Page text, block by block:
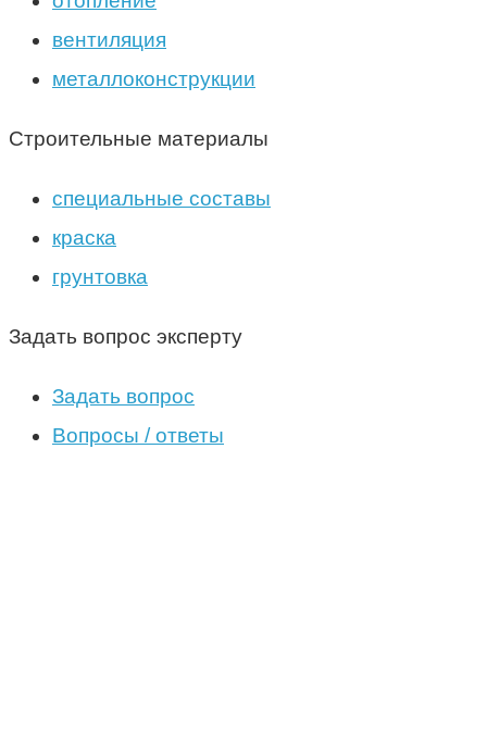
вентиляция
металлоконструкции
Строительные материалы
специальные составы
краска
грунтовка
Задать вопрос эксперту
Задать вопрос
Вопросы / ответы